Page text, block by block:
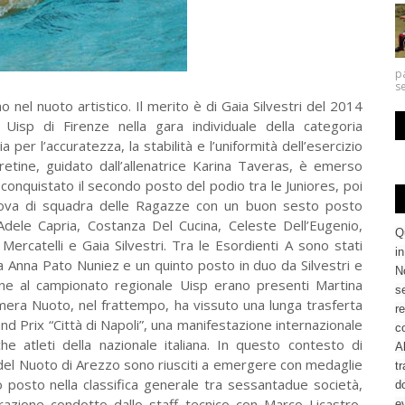
nel nuoto artistico. Il merito è di Gaia Silvestri del 2014
di Firenze nella gara individuale della categoria
l’accuratezza, la stabilità e l’uniformità dell’esercizio
guidato dall’allenatrice Karina Taveras, è emerso
il secondo posto del podio tra le Juniores, poi
di squadra delle Ragazze con un buon sesto posto
Capria, Costanza Del Cucina, Celeste Dell’Eugenio,
e Gaia Silvestri. Tra le Esordienti A sono stati
Pato Nuniez e un quinto posto in duo da Silvestri e
al campionato regionale Uisp erano presenti Martina
Nuoto, nel frattempo, ha vissuto una lunga trasferta
Prix “Città di Napoli”, una manifestazione internazionale
atleti della nazionale italiana. In questo contesto di
Nuoto di Arezzo sono riusciti a emergere con medaglie
nella classifica generale tra sessantadue società,